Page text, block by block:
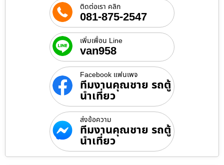
ติดต่อเรา คลิก
081-875-2547
เพิ่มเพื่อน Line
van958
Facebook แฟนเพจ
ทีมงานคุณชาย รถตู้
นำเที่ยว
ส่งข้อความ
ทีมงานคุณชาย รถตู้
นำเที่ยว